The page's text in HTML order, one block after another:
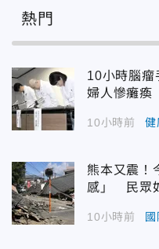
熱門
10小時腦
婦人慘癱瘓
10小時前 健
熊本又震！
感」 民眾
10小時前 國